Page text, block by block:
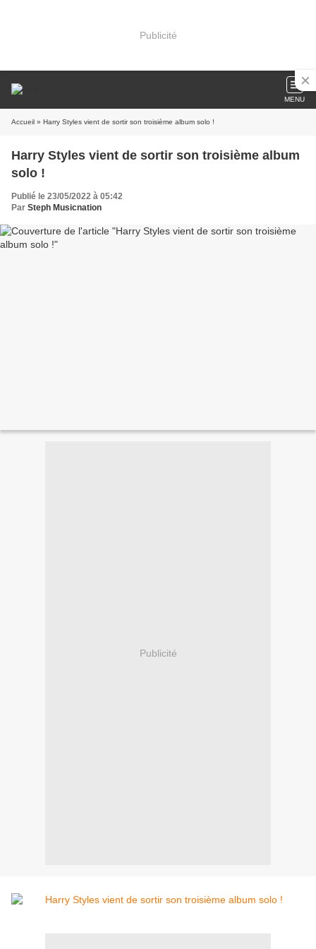
Publicité
MENU
Accueil » Harry Styles vient de sortir son troisième album solo !
Harry Styles vient de sortir son troisième album
solo !
Publié le 23/05/2022 à 05:42
Par Steph Musicnation
Publicité